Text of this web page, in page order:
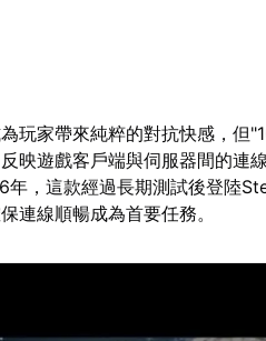
玩家帶來純粹的對抗快感，但
映遊戲客戶端與伺服器間的連
，這款經過長期測試後登陸
連線順暢成為首要任務。